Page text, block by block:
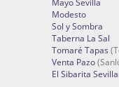
Modesto
Sol y Sombra
Taberna La Sal
Tomaré Tapas
Venta Pazo
El Sibarita